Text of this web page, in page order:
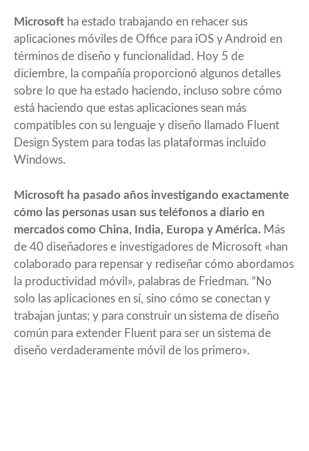
Microsoft ha estado trabajando en rehacer sus
aplicaciones móviles de Office para iOS y Android en
términos de diseño y funcionalidad. Hoy 5 de
diciembre, la compañía proporcionó algunos detalles
sobre lo que ha estado haciendo, incluso sobre cómo
está haciendo que estas aplicaciones sean más
compatibles con su lenguaje y diseño llamado Fluent
Design System para todas las plataformas incluido
Windows.
Microsoft ha pasado años investigando exactamente
cómo las personas usan sus teléfonos a diario en
mercados como China, India, Europa y América. Más
de 40 diseñadores e investigadores de Microsoft «han
colaborado para repensar y rediseñar cómo abordamos
la productividad móvil», palabras de Friedman. “No
solo las aplicaciones en sí, sino cómo se conectan y
trabajan juntas; y para construir un sistema de diseño
común para extender Fluent para ser un sistema de
diseño verdaderamente móvil de los primero».